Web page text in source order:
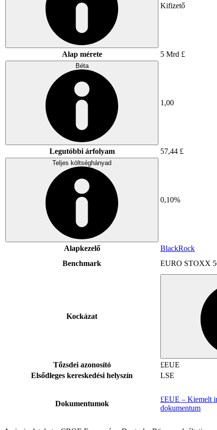
Kifizető
Alap mérete 5 Mrd £
Béta
1,00
Legutóbbi árfolyam 57,44 £
Teljes költséghányad
0,10%
Alapkezelő
BlackRock
Benchmark
EURO STOXX
Kockázat
Tőzsdei azonosító
£EUE
Elsődleges kereskedési helyszín
LSE
Dokumentumok
£EUE – Kiemelt
dokumentum